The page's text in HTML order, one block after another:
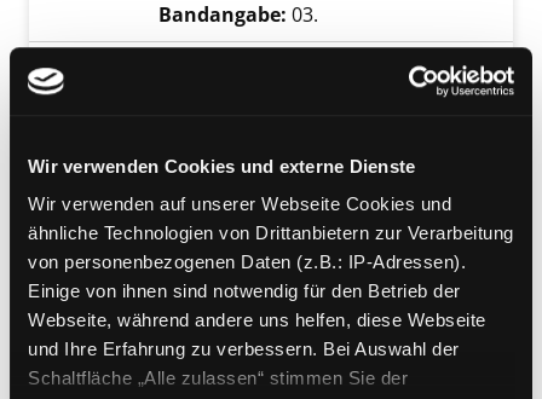
Wir verwenden Cookies und externe Dienste
Wir verwenden auf unserer Webseite Cookies und
ähnliche Technologien von Drittanbietern zur Verarbeitung
von personenbezogenen Daten (z.B.: IP-Adressen).
Einige von ihnen sind notwendig für den Betrieb der
Webseite, während andere uns helfen, diese Webseite
und Ihre Erfahrung zu verbessern. Bei Auswahl der
Schaltfläche „Alle zulassen“ stimmen Sie der
Bandangabe: 03.
Exemplar-Details von Mord in der
Mord in der Waldheimat
Steiermark
Verfasser: Preitler, Franz Suche nach
Jahr:
Verlag:
Meßkirch, Gmeiner
Mediengruppe:Belletristik
Caffè in Triest
Roman